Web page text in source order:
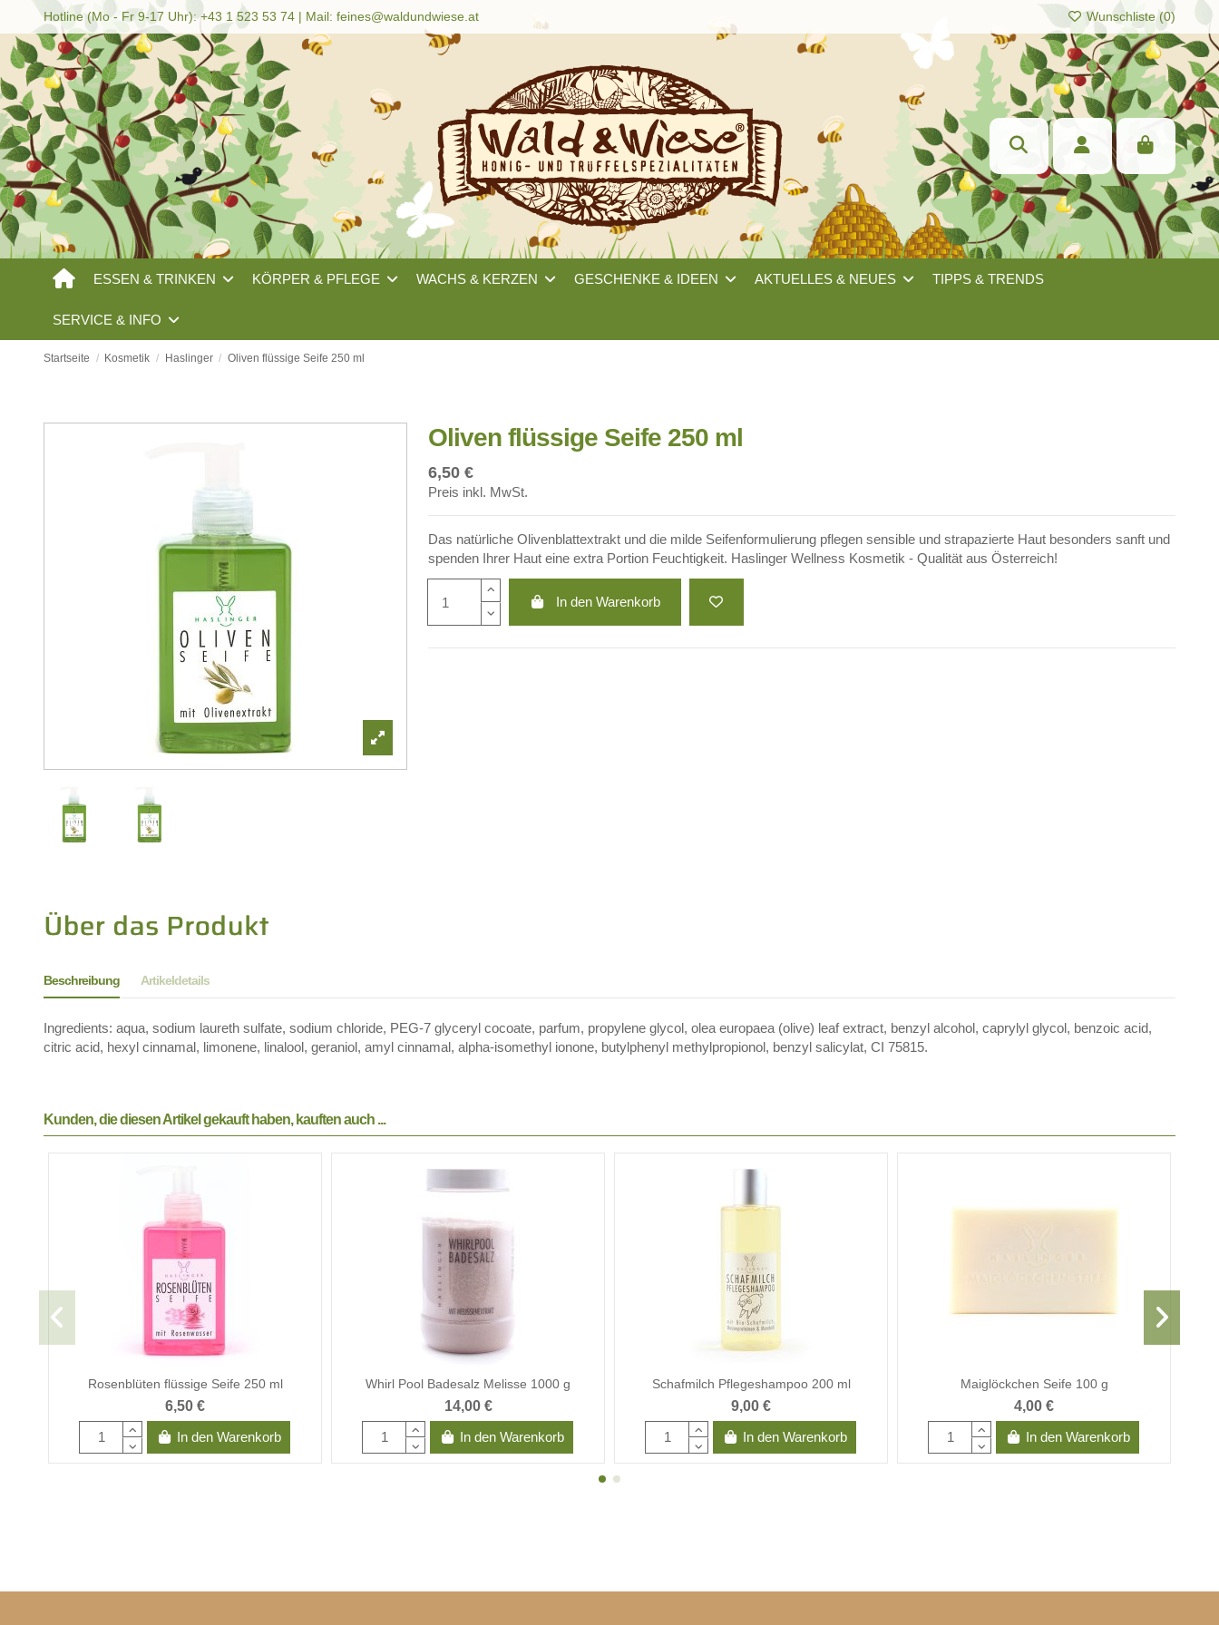
Hotline (Mo - Fr 9-17 Uhr): +43 1 523 53 74 | Mail:feines@waldundwiese.at Wunschliste (0)
ESSEN & TRINKEN KÖRPER & PFLEGE WACHS & KERZEN GESCHENKE & IDEEN AKTUELLES & NEUES TIPPS & TRENDS
SERVICE & INFO
Startseite Kosmetik Haslinger Oliven flüssige Seife 250 ml
Oliven flüssige Seife 250 ml
6,50 €
Preis inkl. MwSt.
Das natürliche Olivenblattextrakt und die milde Seifenformulierung pflegen sensible und strapazierte Haut besonders sanft und
spenden Ihrer Haut eine extra Portion Feuchtigkeit. Haslinger Wellness Kosmetik - Qualität aus Österreich!
In den Warenkorb
Beschreibung Artikeldetails
Ingredients: aqua, sodium laureth sulfate, sodium chloride, PEG-7 glyceryl cocoate, parfum, propylene glycol, olea europaea (olive) leaf extract, benzyl alcohol, caprylyl glycol, benzoic acid,
citric acid, hexyl cinnamal, limonene, linalool, geraniol, amyl cinnamal, alpha-isomethyl ionone, butylphenyl methylpropionol, benzyl salicylat, CI 75815.
Kunden, die diesen Artikel gekauft haben, kauften auch ...
Rosenblüten flüssige Seife 250 ml
6,50 €
In den Warenkorb
Whirl Pool Badesalz Melisse 1000 g
14,00 €
In den Warenkorb
Schafmilch Pflegeshampoo 200 ml
9,00 €
In den Warenkorb
Maiglöckchen Seife 100 g
4,00 €
In den Warenkorb